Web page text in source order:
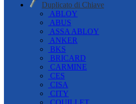
Duplicato di Chiave
ABLOY
ABUS
ASSA ABLOY
ANKER
BKS
BRICARD
CARMINE
CES
CISA
CITY
COUILLET